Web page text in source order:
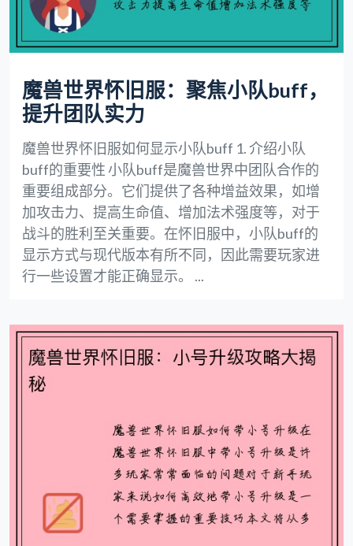
魔兽世界怀旧服：聚焦小队buff，
提升团队实力
魔兽世界怀旧服如何显示小队buff 1. 介绍小队
buff的重要性 小队buff是魔兽世界中团队合作的
重要组成部分。它们提供了各种增益效果，如增
加攻击力、提高生命值、增加法术强度等，对于
战斗的胜利至关重要。在怀旧服中，小队buff的
显示方式与现代版本有所不同，因此需要玩家进
行一些设置才能正确显示。 ...